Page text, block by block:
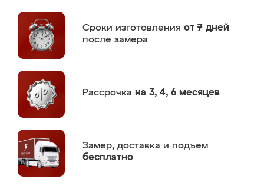
Сроки изготовления от 7 дней
после замера
Рассрочка на 3, 4, 6 месяцев
Замер, доставка и подъем
бесплатно